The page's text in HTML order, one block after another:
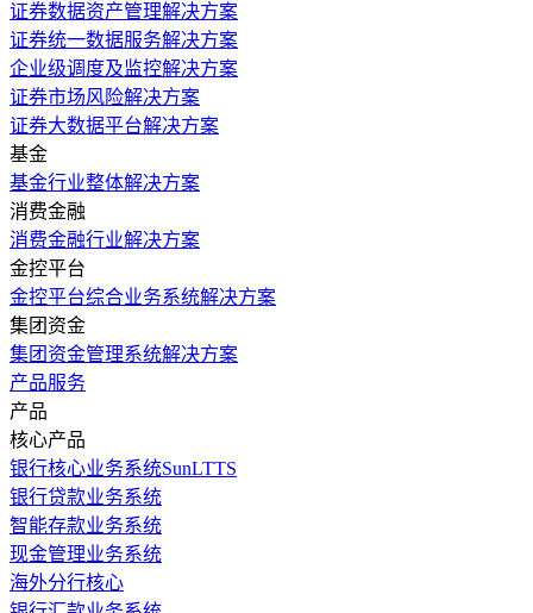
证券数据资产管理解决方案
证券统一数据服务解决方案
企业级调度及监控解决方案
证券市场风险解决方案
证券大数据平台解决方案
基金
基金行业整体解决方案
消费金融
消费金融行业解决方案
金控平台
金控平台综合业务系统解决方案
集团资金
集团资金管理系统解决方案
产品服务
产品
核心产品
银行核心业务系统SunLTTS
银行贷款业务系统
智能存款业务系统
现金管理业务系统
海外分行核心